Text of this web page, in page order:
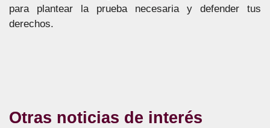
para plantear la prueba necesaria y defender tus
derechos.
Otras noticias de interés